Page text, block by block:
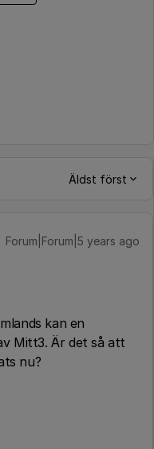
Äldst först
Forum|Forum|5 years ago
kan en
Mitt3. Är det så att
nu?